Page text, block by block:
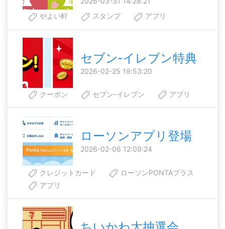
やよい軒
スタンプ アプリ
セブン‐イレブン特典
2026-02-25 19:53:20
クーポン セブン-イレブン アプリ
ローソンアプリ登場
2026-02-06 12:09:24
クレジットカード
ローソンPONTAプラス
アプリ